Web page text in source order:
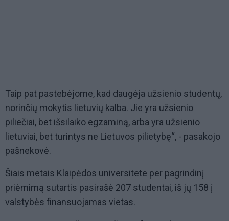
Taip pat pastebėjome, kad daugėja užsienio studentų,
norinčių mokytis lietuvių kalba. Jie yra užsienio
piliečiai, bet išsilaiko egzaminą, arba yra užsienio
lietuviai, bet turintys ne Lietuvos pilietybę“, - pasakojo
pašnekovė.
Šiais metais Klaipėdos universitete per pagrindinį
priėmimą sutartis pasirašė 207 studentai, iš jų 158 į
valstybės finansuojamas vietas.